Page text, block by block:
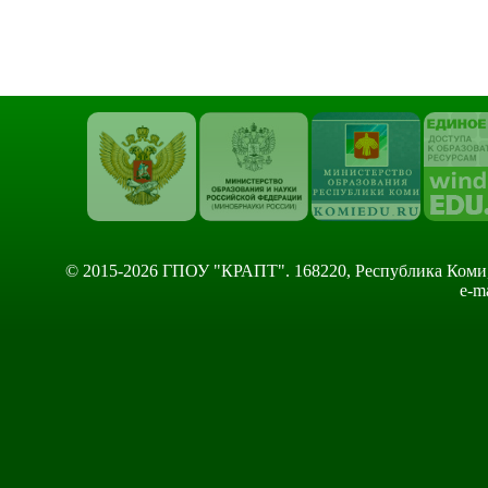
© 2015-2026 ГПОУ "КРАПТ". 168220, Республика Коми,
e-